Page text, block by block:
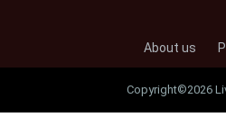
About us
Copyright©2026